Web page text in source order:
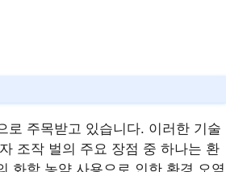
로 주목받고 있습니다. 이러한 기술
조작 벌의 주요 장점 중 하나는 환